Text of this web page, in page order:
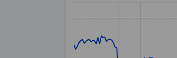
The chart has 1 X axis
The chart has 1 Y axis